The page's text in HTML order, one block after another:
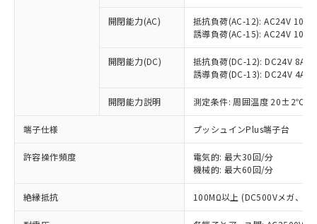
開閉能力(AC)
抵抗負荷(AC-12): AC24V 10A/
誘導負荷(AC-15): AC24V
開閉能力(DC)
抵抗負荷(DC-12): DC24V 8A/
誘導負荷(DC-13): DC24V 4A/
開閉能力説明 測定条件: 周囲温度 20±2℃、
端子仕様 プッシュインPlus端子台
許容操作頻度
電気的: 最大30回/分
機械的: 最大60回/分
絶縁抵抗 100MΩ以上 (DC500Vメガ、点
以下の条件をお読みいただき、同意のうえ
本サービスは、当社制御機器事業取扱
商品の当社在庫状況および標準価格
(税抜)を提供させていただくもので
本サービスの対象外となる商品もある
ことをご了承ください。
在庫状況および標準価格照会結果は、
記載している更新日時点での社内デー
タに基づき作成されるものであり、閲
覧された時点での実際の在庫および標
対応予定なし：EU RoHS指令（10物質）の
非含有に非対応の商品で、対応品を出す予
調査・確認中：EU RoHS指令（10物質）の
非含有の対応状況を調査中または確認中の
非該当品：ライセンス料など無形物で、有
害物質有無と関係のない商品です。
仕入先様の事情により、非含有部品として
いたものが、含有品と判明した場合などや
むを得ず変更することがあります。
鉛(Pb) 1000ppm以下、 水銀(Hg) 1000ppm以下、 カド
六価クロム(Cr(Ⅵ)) 1000ppm以下、ポリ臭化ビフェニル
※1 中国RoHS○×表
「○」：最大均質材料含有率が中国RoHSの
基準値以下であることを示します。
「×」：最大均質材料含有率が中国RoHSの
基準値を超えていることを示します。
「－」：未確認です。当社販売部門へお問
*中国RoHS10物質の基準値 (GB/T26572)：
Pb(鉛) :1000ppm、 Hg(水銀) : 1000ppm、 Cd(カドミウ
当社は、これら貴社製品のうち、外国
為替および外国貿易法に定める商品
（以下｢規制貨物等」という）を輸出
または国外への提供する場合は、日本
国政府の輸出許可(または役務取引許
可)を取得するなどの必要な手続きを